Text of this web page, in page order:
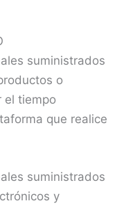
suministrados
o
el tiempo
que realice
suministrados
y